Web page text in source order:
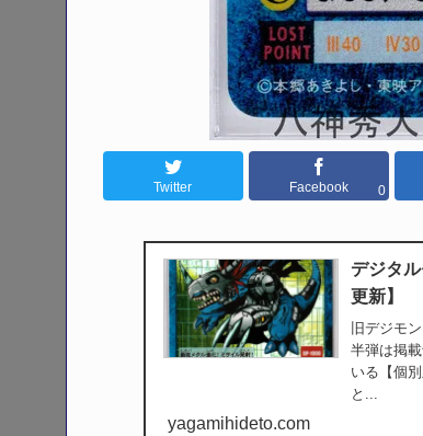
Twitter Facebook 0
デジタ
更新】
旧デジモ
半弾は掲
いる【個
と...
yagamihideto.com